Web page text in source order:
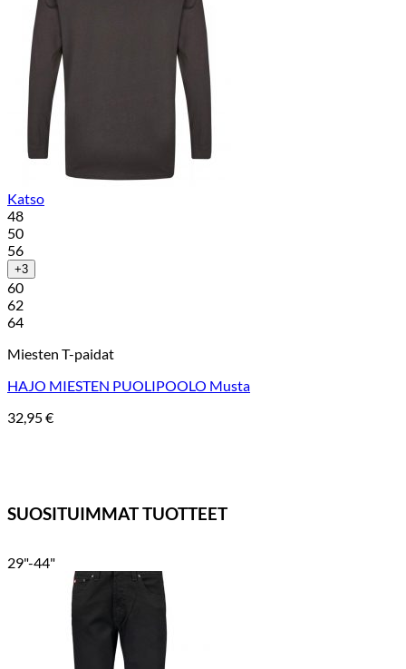
Katso
48
50
56
+3
60
62
64
Miesten T-paidat
HAJO MIESTEN PUOLIPOOLO Musta
32,95€
SUOSITUIMMAT TUOTTEET
29"-44"